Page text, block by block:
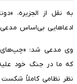
به نقل از الجزیره،
ادعاهایی بی‌اساس
وی مدعی شد: «چپ‌های
که ما در جنگ خود
نظر نظامی کاملاً شکست